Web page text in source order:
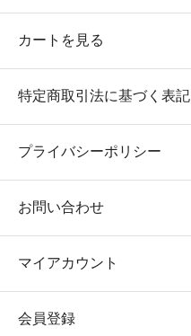
カートを見る
特定商取引法に基づく表記
プライバシーポリシー
お問い合わせ
マイアカウント
会員登録